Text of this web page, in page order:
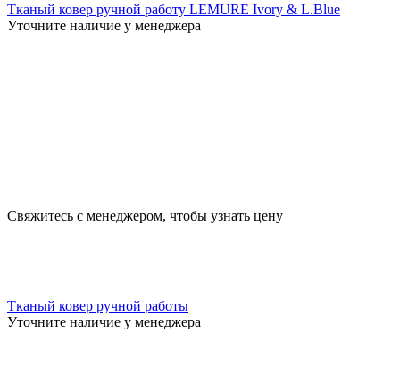
Тканый ковер ручной работу LEMURE Ivory & L.Blue
Уточните наличие у менеджера
Свяжитесь с менеджером, чтобы узнать цену
Тканый ковер ручной работы
Уточните наличие у менеджера